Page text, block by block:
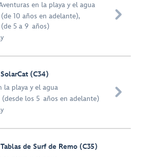
en la playa y el agua
10 años en adelante),
5 a 9 años)

(C34)
la playa y el agua
los 5 años en adelante)

de Surf de Remo (C35)